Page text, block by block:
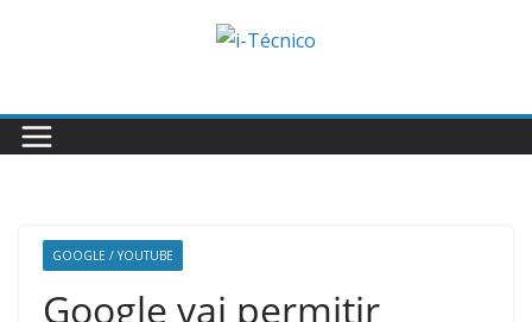
GOOGLE / YOUTUBE
Google vai permitir